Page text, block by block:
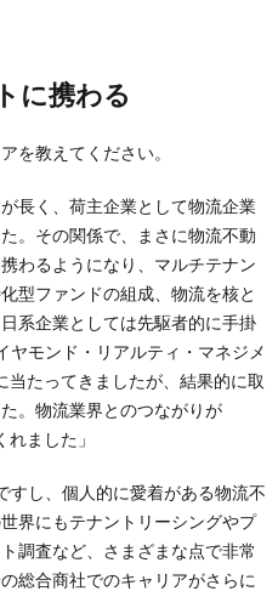
に携わる
を教えてください。
長く、荷主企業として物流企業
。その関係で、まさに物流不動
わるようになり、マルチテナン
型ファンドの組成、物流を核と
系企業としては先駆者的に手掛
ヤモンド・リアルティ・マネジメ
当たってきましたが、結果的に取
。物流業界とのつながりが
ました」
すし、個人的に愛着がある物流不
界にもテナントリーシングやプ
調査など、さまざまな点で非常
総合商社でのキャリアがさらに